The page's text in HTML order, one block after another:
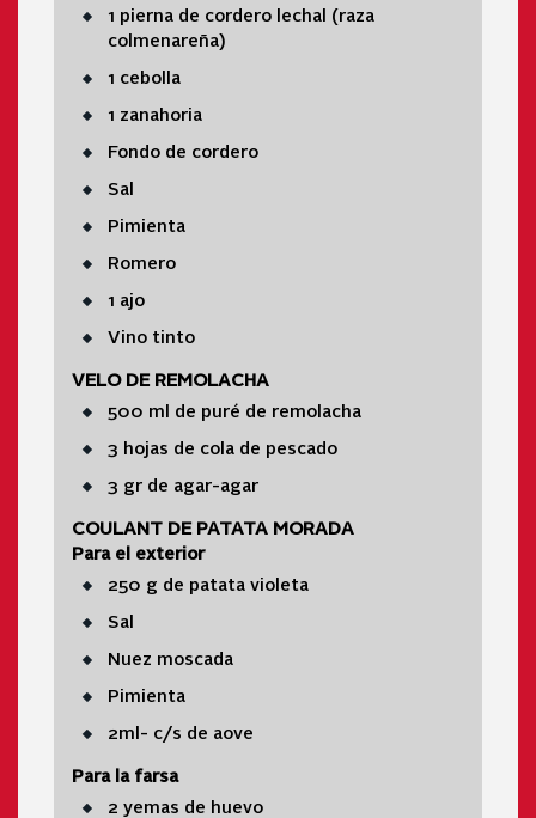
1 pierna de cordero lechal (raza
colmenareña)
1 cebolla
1 zanahoria
Fondo de cordero
Sal
Pimienta
Romero
1 ajo
Vino tinto
VELO DE REMOLACHA
500 ml de puré de remolacha
3 hojas de cola de pescado
3 gr de agar-agar
COULANT DE PATATA MORADA
Para el exterior
250 g de patata violeta
Sal
Nuez moscada
Pimienta
2ml- c/s de aove
Para la farsa
2 yemas de huevo